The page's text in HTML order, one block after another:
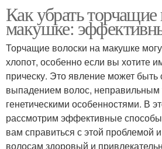
Как убрать
макушке:
Торчащие волоски на макушке
хлопот, особенно если вы хотите
прическу. Это явление может быть
выпадением волос,
генетическими особенностями. В
рассмотрим эффективные
вам справиться с этой проблемой
волосам здоровый и